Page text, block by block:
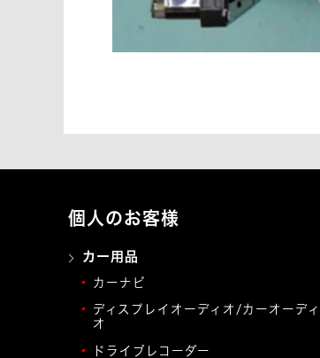
個人のお客様
カー用品
カーナビ
ディスプレイオーディオ/カーオーディ
オ
ドライブレコーダー